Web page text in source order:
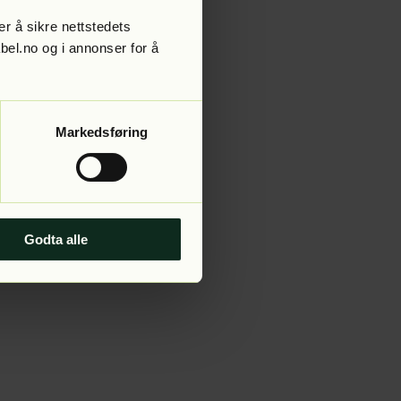
å sikre nettstedets
og i annonser for å
Markedsføring
Godta alle